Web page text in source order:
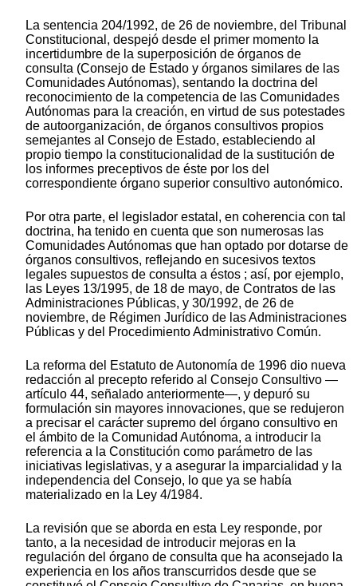
La sentencia 204/1992, de 26 de noviembre, del Tribunal
Constitucional, despejó desde el primer momento la
incertidumbre de la superposición de órganos de
consulta (Consejo de Estado y órganos similares de las
Comunidades Autónomas), sentando la doctrina del
reconocimiento de la competencia de las Comunidades
Autónomas para la creación, en virtud de sus potestades
de autoorganización, de órganos consultivos propios
semejantes al Consejo de Estado, estableciendo al
propio tiempo la constitucionalidad de la sustitución de
los informes preceptivos de éste por los del
correspondiente órgano superior consultivo autonómico.
Por otra parte, el legislador estatal, en coherencia con tal
doctrina, ha tenido en cuenta que son numerosas las
Comunidades Autónomas que han optado por dotarse de
órganos consultivos, reflejando en sucesivos textos
legales supuestos de consulta a éstos ; así, por ejemplo,
las Leyes 13/1995, de 18 de mayo, de Contratos de las
Administraciones Públicas, y 30/1992, de 26 de
noviembre, de Régimen Jurídico de las Administraciones
Públicas y del Procedimiento Administrativo Común.
La reforma del Estatuto de Autonomía de 1996 dio nueva
redacción al precepto referido al Consejo Consultivo —
artículo 44, señalado anteriormente—, y depuró su
formulación sin mayores innovaciones, que se redujeron
a precisar el carácter supremo del órgano consultivo en
el ámbito de la Comunidad Autónoma, a introducir la
referencia a la Constitución como parámetro de las
iniciativas legislativas, y a asegurar la imparcialidad y la
independencia del Consejo, lo que ya se había
materializado en la Ley 4/1984.
La revisión que se aborda en esta Ley responde, por
tanto, a la necesidad de introducir mejoras en la
regulación del órgano de consulta que ha aconsejado la
experiencia en los años transcurridos desde que se